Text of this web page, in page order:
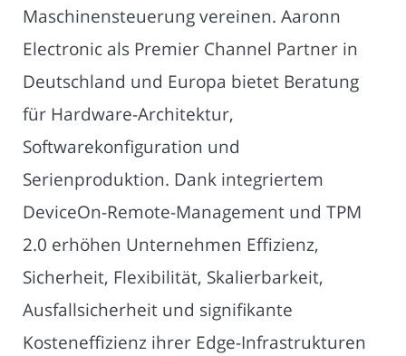
Maschinensteuerung vereinen. Aaronn
Electronic als Premier Channel Partner in
Deutschland und Europa bietet Beratung
für Hardware-Architektur,
Softwarekonfiguration und
Serienproduktion. Dank integriertem
DeviceOn-Remote-Management und TPM
2.0 erhöhen Unternehmen Effizienz,
Sicherheit, Flexibilität, Skalierbarkeit,
Ausfallsicherheit und signifikante
Kosteneffizienz ihrer Edge-Infrastrukturen